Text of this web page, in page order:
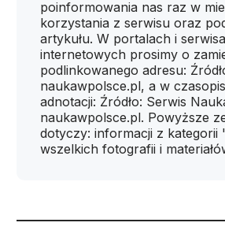
poinformowania nas raz w
korzystania z serwisu oraz
artykułu. W portalach i
internetowych prosimy o
podlinkowanego adresu:
naukawpolsce.pl, a w
adnotacji: Źródło: Serwis
naukawpolsce.pl. Powyższe
dotyczy: informacji z kategorii
wszelkich fotografii i